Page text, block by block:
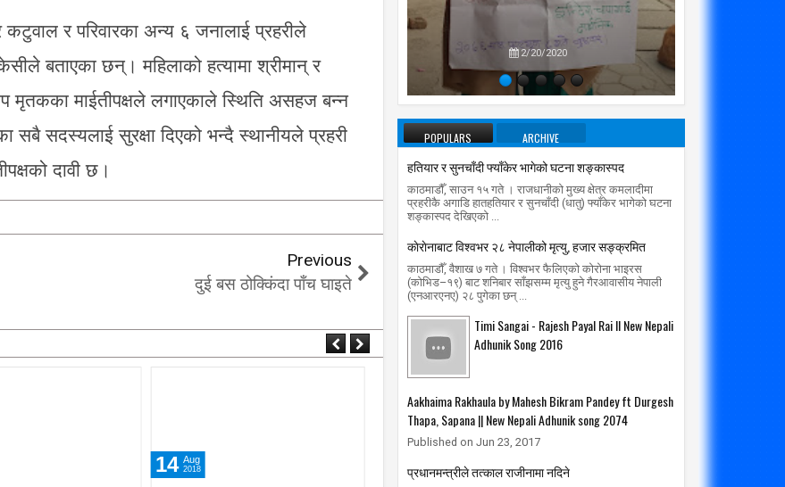
र परिवारका अन्य ६ जनालाई प्रहरीले
बताएका छन्। महिलाको हत्यामा श्रीमान् र
मृतकका माईतीपक्षले लगाएकाले स्थिति असहज बन्न
सबै सदस्यलाई सुरक्षा दिएको भन्दै स्थानीयले प्रहरी
दावी छ।
Previous
दुई बस ठोक्किंदा पाँच घाइते
14 Aug
2018 2018
?
2018
जति घुमे पनि कहिँ पुग्दैनन्’
2/20/2020
POPULARS ARCHIVE
हतियार र सुनचाँदी फ्याँकेर भागेको घटना शङ्कास्पद
काठमाडौँ, साउन १५ गते । राजधानीको मुख्य क्षेत्र कमलादीमा
प्रहरीकै अगाडि हातहतियार र सुनचाँदी (धातु) फ्याँकेर भागेको घटना
शङ्कास्पद देखिएको ...
काेराेनाबाट विश्वभर २८ नेपालीको मृत्यु, हजार सङ्क्रमित
काठमाडौँ, वैशाख ७ गते । विश्वभर फैलिएको कोरोना भाइरस
(कोभिड–१९) बाट शनिबार साँझसम्म मृत्यु हुने गैरआवासीय नेपाली
(एनआरएनए) २८ पुगेका छन् ...
Timi Sangai - Rajesh Payal Rai ll New Nepali
Adhunik Song 2016
Aakhaima Rakhaula by Mahesh Bikram Pandey ft Durgesh
Thapa, Sapana || New Nepali Adhunik song 2074
Published on Jun 23, 2017
प्रधानमन्त्रीले तत्काल राजीनामा नदिने